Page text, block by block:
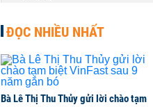
Dòng tiền ngoại bất ngờ
CHỨNG KHOÁN 1 phút trước
ĐỌC NHIỀU NHẤT
Bà Lê Thị Thu Thủy gửi lời chào tạm